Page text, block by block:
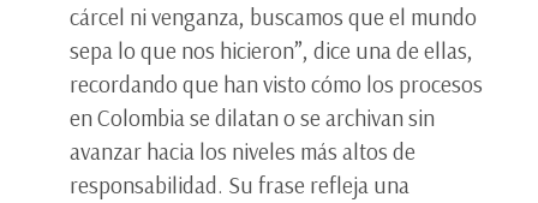
cárcel ni venganza, buscamos que el mundo
sepa lo que nos hicieron”, dice una de ellas,
recordando que han visto cómo los procesos
en Colombia se dilatan o se archivan sin
avanzar hacia los niveles más altos de
responsabilidad. Su frase refleja una